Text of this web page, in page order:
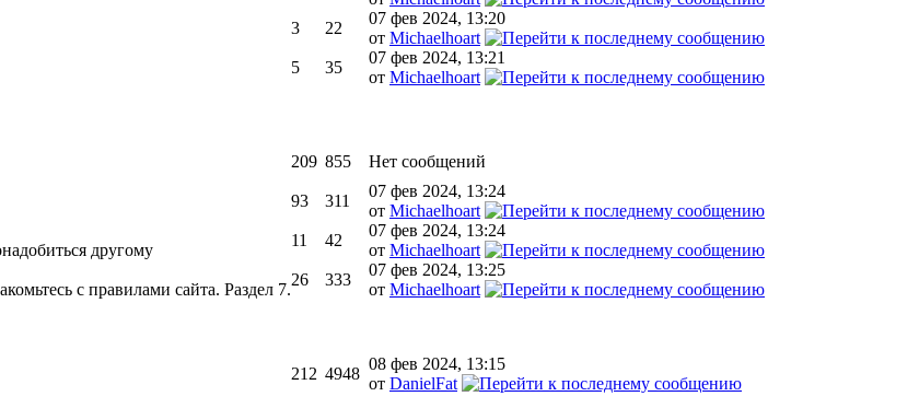
3 22
07 фев 2024, 13:20
от Michaelhoart
5 35
07 фев 2024, 13:21
от Michaelhoart
209 855
Нет сообщений
93 311
07 фев 2024, 13:24
от Michaelhoart
другому
11 42
07 фев 2024, 13:24
от Michaelhoart
с правилами сайта. Раздел 7.
26 333
07 фев 2024, 13:25
от Michaelhoart
212 4948
08 фев 2024, 13:15
от DanielFat